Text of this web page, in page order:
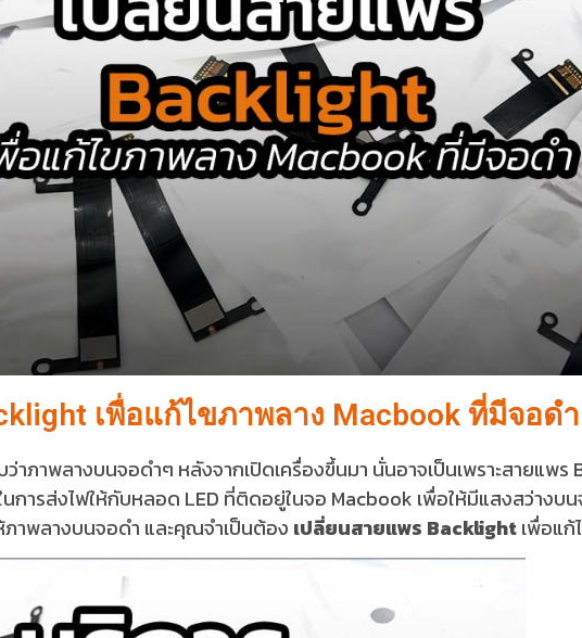
เพื่อแก้ไขภาพลาง Macbook ที่มีจอดำ
าภาพลางบนจอดำๆ หลังจากเปิดเครื่องขึ้นมา นั่นอาจเป็นเพราะสายแพ
การส่งไฟให้กับหลอด LED ที่ติดอยู่ในจอ Macbook เพื่อให้มีแสงสว่างบ
ภาพลางบนจอดำ และคุณจำเป็นต้อง เปลี่ยนสายแพร Backlightเพื่อแ